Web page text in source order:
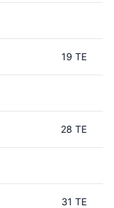
19 TE
28 TE
31 TE